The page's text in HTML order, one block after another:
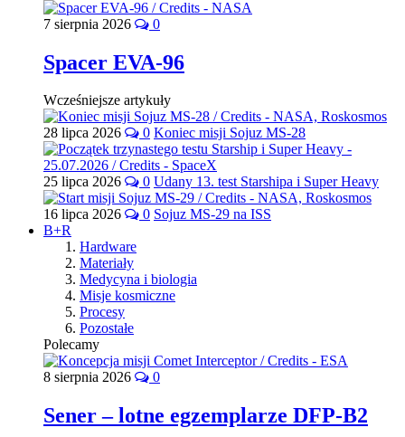
7 sierpnia 2026 0
Spacer EVA-96
Wcześniejsze artykuły
28 lipca 2026 0 Koniec misji Sojuz MS-28
25 lipca 2026 0 Udany 13. test Starshipa i Super Heavy
16 lipca 2026 0 Sojuz MS-29 na ISS
B+R
Hardware
Materiały
Medycyna i biologia
Misje kosmiczne
Procesy
Pozostałe
Polecamy
8 sierpnia 2026 0
Sener – lotne egzemplarze DFP-B2